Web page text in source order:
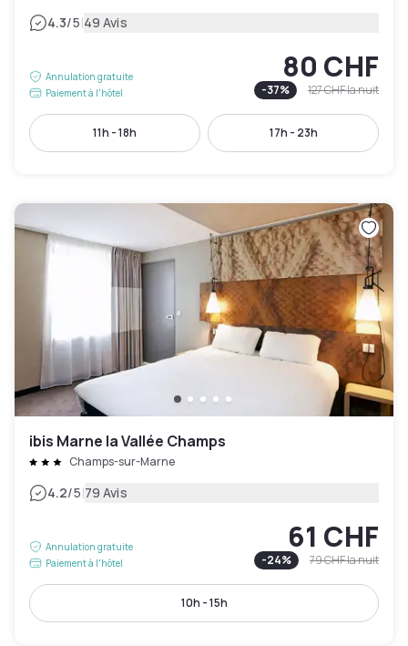
4.3/5|49 Avis
Annulation gratuite
Paiement à l'hôtel
80 CHF
-37% 127 CHFla nuit
11h - 18h 17h - 23h
ibis Marne la Vallée Champs
Champs-sur-Marne
4.2/5|79 Avis
Annulation gratuite
Paiement à l'hôtel
61 CHF
-24% 79 CHFla nuit
10h - 15h